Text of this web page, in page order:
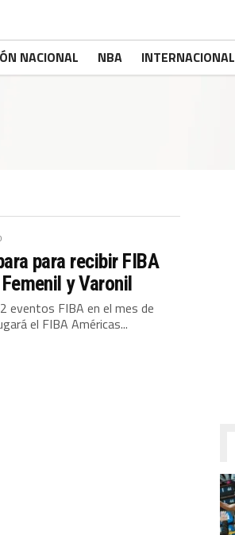
NACIONAL NBA INTERNACIONAL
para recibir FIBA
y Varonil
eventos FIBA en el mes de
el FIBA Américas...